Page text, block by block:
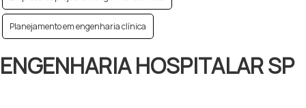
Planejamento em engenharia clínica
ENGENHARIA HOSPITALAR SP